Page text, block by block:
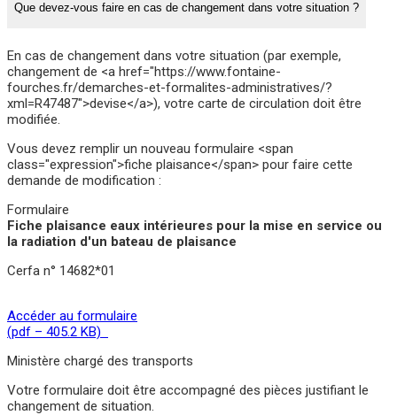
Que devez-vous faire en cas de changement dans votre situation ?
En cas de changement dans votre situation (par exemple,
changement de <a href="https://www.fontaine-
fourches.fr/demarches-et-formalites-administratives/?
xml=R47487">devise</a>), votre carte de circulation doit être
modifiée.
Vous devez remplir un nouveau formulaire <span
class="expression">fiche plaisance</span> pour faire cette
demande de modification :
Formulaire
Fiche plaisance eaux intérieures pour la mise en service ou
la radiation d'un bateau de plaisance
Cerfa n° 14682*01
Accéder au formulaire
(pdf – 405.2 KB)
Ministère chargé des transports
Votre formulaire doit être accompagné des pièces justifiant le
changement de situation.